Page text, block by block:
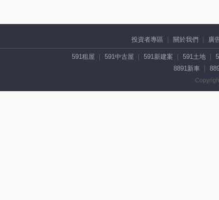
投資者專區 關於我們 廣
591租屋 591中古屋 591新建案 591土地
8891新車